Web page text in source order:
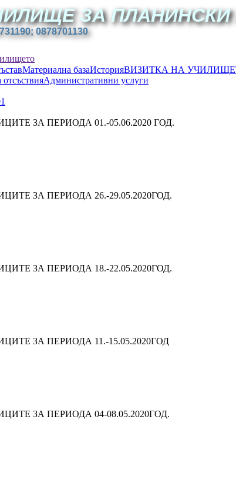
ЗА ПЛАНИНСКИ
0878701130
Материална базаИсторияВИЗИТКА НА
Административни услуги
ЗА ПЕРИОДА 01.-05.06.2020 ГОД.
ЗА ПЕРИОДА 26.-29.05.2020ГОД.
ЗА ПЕРИОДА 18.-22.05.2020ГОД.
ЗА ПЕРИОДА 11.-15.05.2020ГОД
ЗА ПЕРИОДА 04-08.05.2020ГОД.